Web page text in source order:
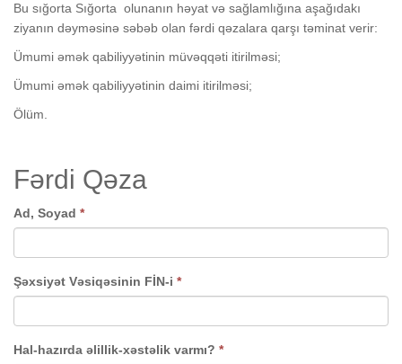
Bu sığorta Sığorta olunanın həyat və sağlamlığına aşağıdakı
ziyanın dəyməsinə səbəb olan fərdi qəzalara qarşı təminat verir:
Ümumi əmək qabiliyyətinin müvəqqəti itirilməsi;
Ümumi əmək qabiliyyətinin daimi itirilməsi;
Ölüm.
Fərdi Qəza
Ad, Soyad *
Şəxsiyət Vəsiqəsinin FİN-i *
Hal-hazırda əlillik-xəstəlik varmı? *